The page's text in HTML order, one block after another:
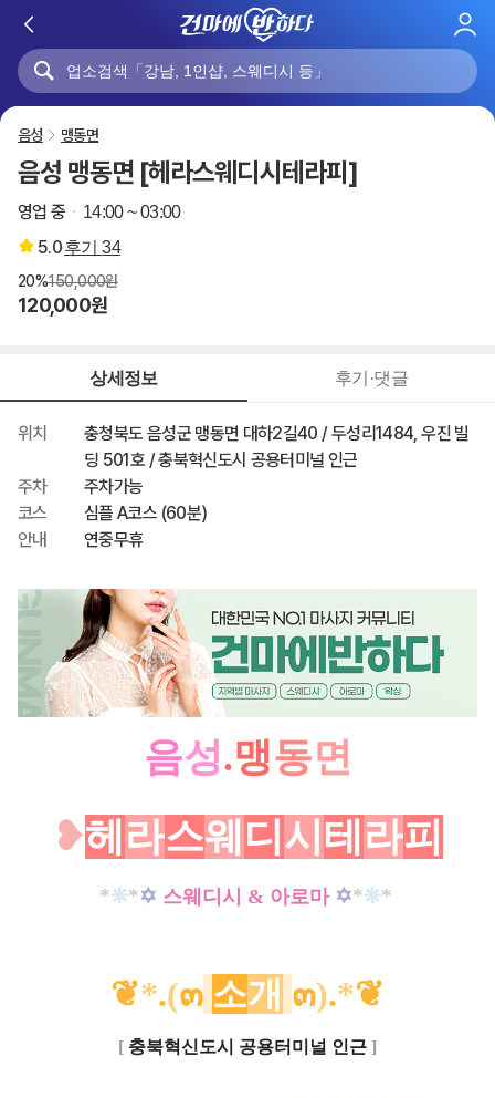
로
음성 맹동면
음성 맹동면 [헤라스웨디시테라피]
영업 중 14:00 ~ 03:00
5.0후기34
20%150,000원
120,000원
상세정보 후기·댓글
위치
충청북도 음성군 맹동면 대하2길40 / 두성리1484, 우진 빌
딩 501호 / 충북혁신도시 공용터미널 인근
주차
주차가능
코스
심플 A코스 (60분)
안내
연중무휴
음성.맹동면
❥헤 라스웨 디 시 테 라피
*❊*✡ 스웨디시 & 아로마 ✡*❊*
❦*.(๓ 소개 ๓).*❦
[ 충북혁신도시 공용터미널 인근 ]